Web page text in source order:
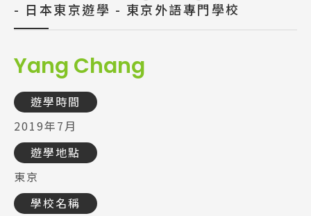
- 日本東京遊學 - 東京外語專門學校
Yang Chang
遊學時間
2019年7月
遊學地點
東京
學校名稱